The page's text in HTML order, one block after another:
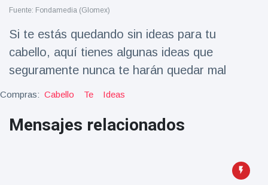
Estilo de vida y Docu-
entretenimiento
(121)
Fuente: Fondamedia (Glomex)
Si te estás quedando sin ideas para tu
cabello, aquí tienes algunas ideas que
seguramente nunca te harán quedar mal
Compras: Cabello Te Ideas
Mensajes relacionados